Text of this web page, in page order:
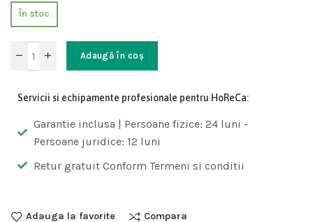
În stoc
Adaugă în coș
Servicii si echipamente profesionale pentru HoReCa:
Garantie inclusa | Persoane fizice: 24 luni -
Persoane juridice: 12 luni
Retur gratuit Conform Termeni si conditii
Adauga la favorite Compara